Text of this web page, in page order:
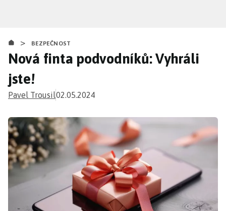
obsahu
> BEZPEČNOST
Nová finta podvodníků: Vyhráli
jste!
Pavel Trousil02.05.2024